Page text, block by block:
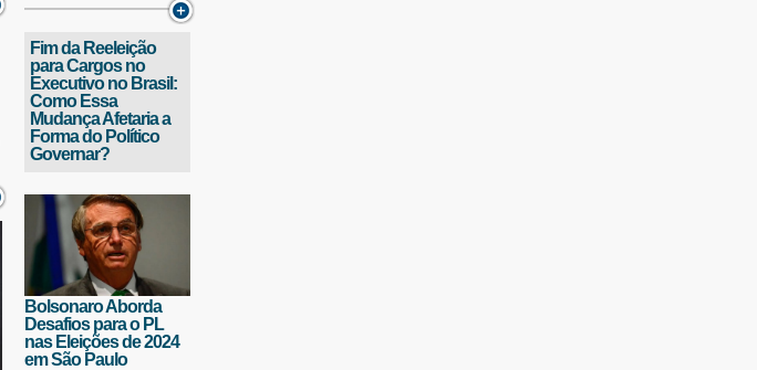
Fim da Reeleição
para Cargos no
Executivo no Brasil:
Como Essa
Mudança Afetaria a
Forma do Político
Governar?
Bolsonaro Aborda
Desafios para o PL
nas Eleições de 2024
em São Paulo